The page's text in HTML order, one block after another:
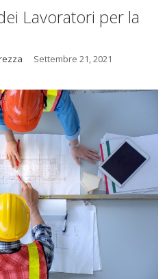
Lavoratori per la
Settembre 21, 2021